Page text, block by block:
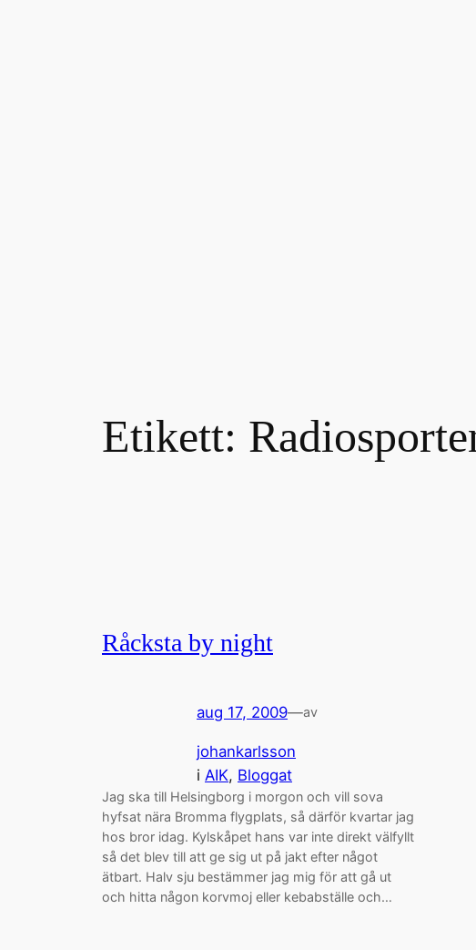
Etikett:
Råcksta by night
aug 17, 2009—av
johankarlsson
i AIK, Bloggat
Jag ska till Helsingborg i morgon och vill sova
hyfsat nära Bromma flygplats, så därför kvartar jag
hos bror idag. Kylskåpet hans var inte direkt välfyllt
så det blev till att ge sig ut på jakt efter något
ätbart. Halv sju bestämmer jag mig för att gå ut
och hitta någon korvmoj eller kebabställe och…